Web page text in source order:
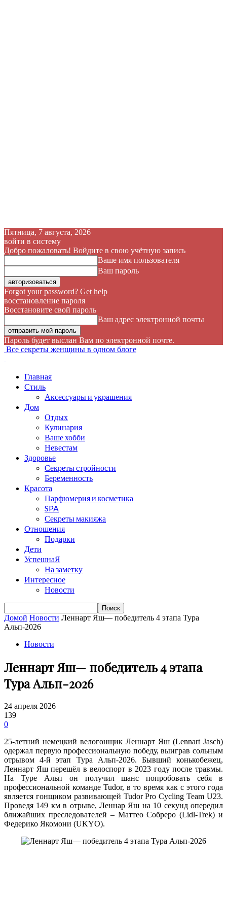
Пятница, 7 августа, 2026
войти в систему
Добро пожаловать! Войдите в свою учётную запись
Ваше имя пользователя
Ваш пароль
Forgot your password? Get help
восстановление пароля
Восстановите свой пароль
Ваш адрес электронной почты
Пароль будет выслан Вам по электронной почте.
Все секреты женщины в одном блоге
Главная
Стиль
Аксессуары и украшения
Дом
Отдых
Кулинария
Ваше хобби
Невестам
Здоровье
Секреты стройности
Беременность
Красота
Парфюмерия и косметика
SPA
Секреты макияжа
Отношения
Подарки
Дети
УспешнаЯ
На заметку
Интересное
Новости
Домой Новости Леннарт Яш— победитель 4 этапа Тура
Альп-2026
Новости
Леннарт Яш— победитель 4 этапа
Тура Альп-2026
24 апреля 2026
139
0
25-летний немецкий велогонщик Леннарт Яш (Lennart Jasch)
одержал первую профессиональную победу, выиграв сольным
отрывом 4-й этап Тура Альп-2026. Бывший конькобежец,
Леннарт Яш перешёл в велоспорт в 2023 году после травмы.
На Туре Альп он получил шанс попробовать себя в
профессиональной команде Tudor, в то время как с этого года
является гонщиком развивающей Tudor Pro Cycling Team U23.
Проведя 149 км в отрыве, Леннар Яш на 10 секунд опередил
ближайших преследователей – Маттео Собреро (Lidl-Trek) и
Федерико Якомони (UKYO).